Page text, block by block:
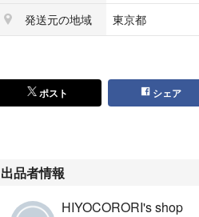
発送元の地域
東京都
ポスト シェア
出品者情報
HIYOCORORI's shop